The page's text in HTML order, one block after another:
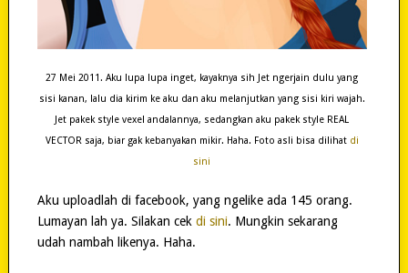
27 Mei 2011. Aku lupa lupa inget, kayaknya sih Jet ngerjain dulu yang
sisi kanan, lalu dia kirim ke aku dan aku melanjutkan yang sisi kiri wajah.
Jet pakek style vexel andalannya, sedangkan aku pakek style REAL
VECTOR saja, biar gak kebanyakan mikir. Haha. Foto asli bisa dilihat di
sini
Aku uploadlah di facebook, yang ngelike ada 145 orang.
Lumayan lah ya. Silakan cek di sini. Mungkin sekarang
udah nambah likenya. Haha.